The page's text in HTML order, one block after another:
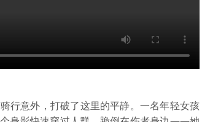
意外，打破了这里的平静。一名年轻女孩